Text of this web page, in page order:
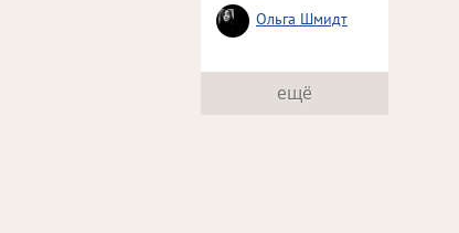
Ольга Шмидт
ещё